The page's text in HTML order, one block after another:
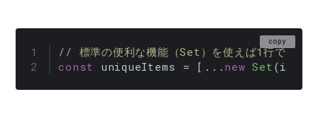
copy
// 標準の便利な機能（Set）を使えば1行で安全
const
uniqueItems = [... new Set